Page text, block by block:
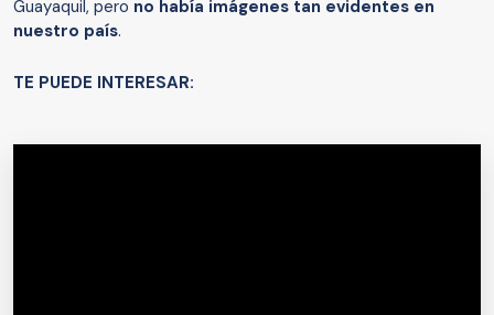
Guayaquil, pero no había imágenes tan evidentes en
nuestro país.
TE PUEDE INTERESAR: